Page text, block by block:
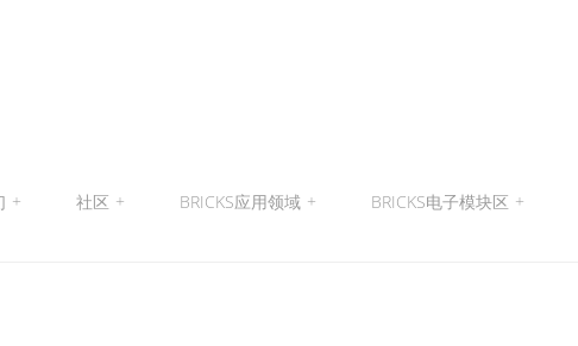
+ 社区 + BRICKS应用领域 + BRICKS电子模块区 +